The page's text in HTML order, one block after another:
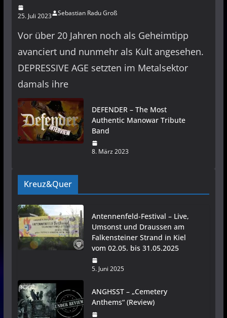
25. Juli 2023 Sebastian Radu Groß
Vor über 20 Jahren noch als Geheimtipp
avanciert und nunmehr als Kult angesehen.
DEPRESSIVE AGE setzten im Metalsektor
damals ihre
DEFENDER – The Most
Authentic Manowar Tribute
Band
8. März 2023
Kreuz&Quer
Antennenfeld-Festival – Live,
Umsonst und Draussen am
Falkensteiner Strand in Kiel
vom 02.05. bis 31.05.2025
5. Juni 2025
ANGHSST – „Cemetery
Anthems“ (Review)